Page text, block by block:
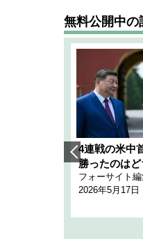
無料公開中の
4連戦の米中
勝ったのは
フォーサイト
2026年5月17日